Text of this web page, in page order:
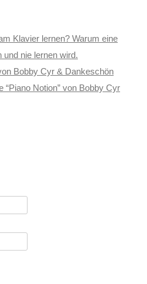
Klavier lernen? Warum eine
nie lernen wird.
Bobby Cyr & Dankeschön
“Piano Notion” von Bobby Cyr